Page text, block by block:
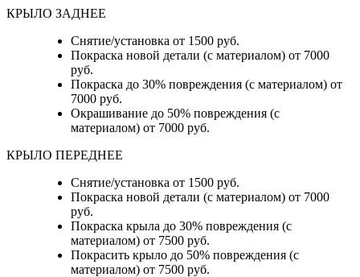
КРЫЛО ЗАДНЕЕ
Снятие/установка от 1500 руб.
Покраска новой детали (с материалом) от 7000
руб.
Покраска до 30% повреждения (с материалом) от
7000 руб.
Окрашивание до 50% повреждения (с
материалом) от 7000 руб.
КРЫЛО ПЕРЕДНЕЕ
Снятие/установка от 1500 руб.
Покраска новой детали (с материалом) от 7000
руб.
Покраска крыла до 30% повреждения (с
материалом) от 7500 руб.
Покрасить крыло до 50% повреждения (с
материалом) от 7500 руб.